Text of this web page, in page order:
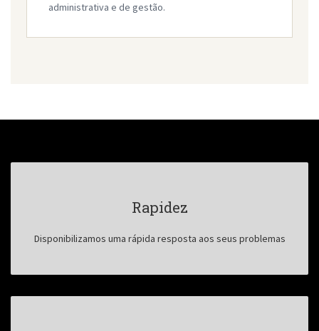
administrativa e de gestão.
Rapidez
Disponibilizamos uma rápida resposta aos seus problemas